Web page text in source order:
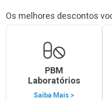
Os melhores descontos
PBM
Laboratórios
Saiba Mais >